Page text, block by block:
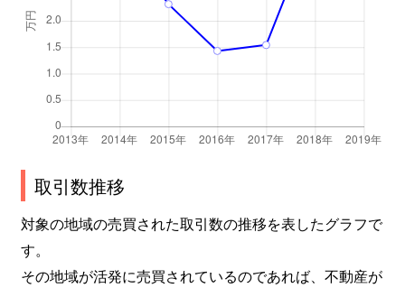
取引数推移
対象の地域の売買された取引数の推移を表したグラフで
す。
その地域が活発に売買されているのであれば、不動産が